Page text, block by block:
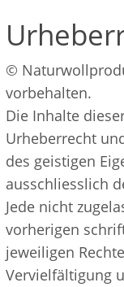
©
vorbehalten.
Die Inhalte
Urheberrecht
des geistigen
ausschliesslich
Jede nicht
vorherigen
jeweiligen
Vervielfältigung